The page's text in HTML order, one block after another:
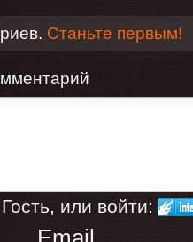
Станьте первым!
или войти: